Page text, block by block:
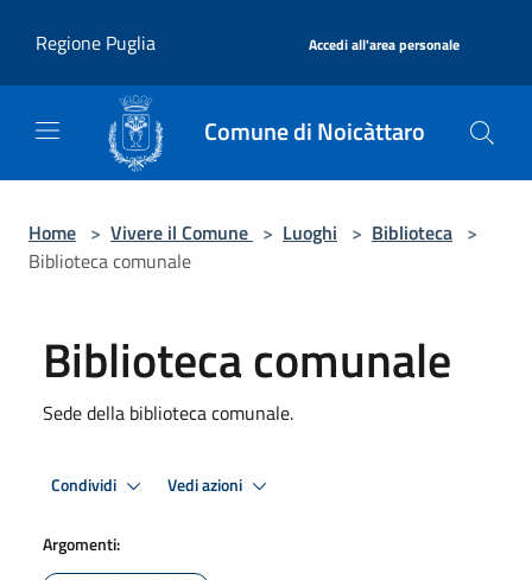
Regione Puglia
Accedi all'area personale
Comune di Noicàttaro
Home > Vivere il Comune > Luoghi > Biblioteca >
Biblioteca comunale
Biblioteca comunale
Sede della biblioteca comunale.
Condividi Vedi azioni
Argomenti: